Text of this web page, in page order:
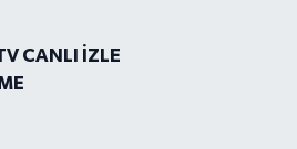
CANLI İZLE